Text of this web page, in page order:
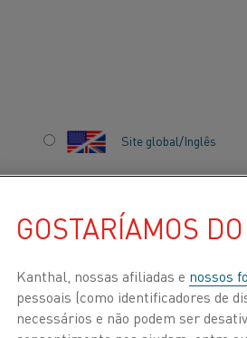
Site global/Inglês
Produção de baterias para
DE
PARA
GOSTARÍAMOS
Kanthal, nossas afiliadas e nossos
pessoais (como identificadores de
necessários e não podem ser